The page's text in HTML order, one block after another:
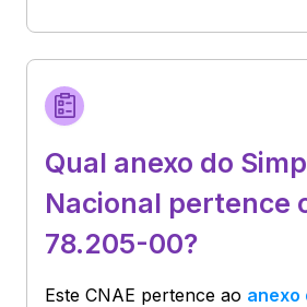
Qual anexo do
Nacional pertence
78.205-00?
Este CNAE pertence ao anexo